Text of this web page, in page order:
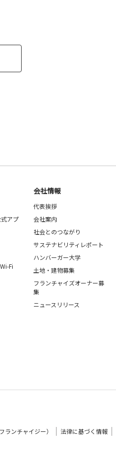
アプ
Fi
会社情報
代表挨拶
会社案内
社会とのつながり
サステナビリティレポート
ハンバーガー大学
土地・建物募集
フランチャイズオーナー募
集
ニュースリリース
ンチャイジー） 法律に基づく情報